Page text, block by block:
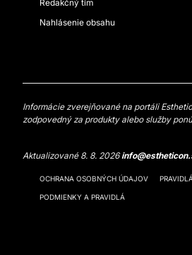
Redakčný tím
Nahlásenie obsahu
Informácie zverejňované na portáli
zodpovedný za produkty alebo služby
Aktualizované 8. 8. 2026
OCHRANA OSOBNÝCH ÚDAJOV
PODMIENKY A PRAVIDLÁ